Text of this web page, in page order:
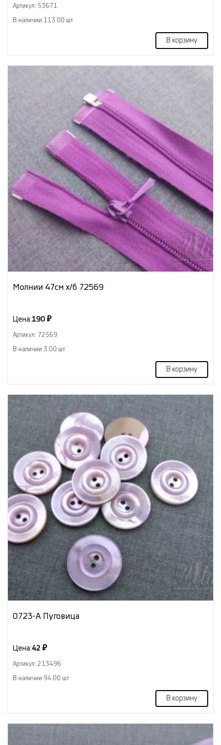
Артикул: 53671
В наличии 113.00 шт
В корзину
Молнии 47см х/б 72569
Цена:190 ₽
Артикул: 72569
В наличии 3.00 шт
В корзину
0723-А Пуговица
Цена:42 ₽
Артикул: 213496
В наличии 94.00 шт
В корзину